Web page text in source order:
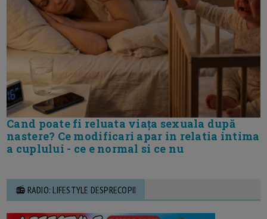
Cand poate fi reluata viața sexuala după
nastere? Ce modificari apar in relatia intima
a cuplului - ce e normal si ce nu
📻 RADIO: LIFESTYLE DESPRECOPII